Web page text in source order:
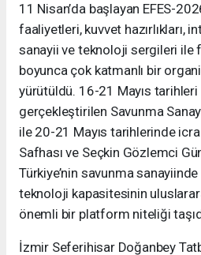
11 Nisan’da başlayan EFES-
faaliyetleri, kuvvet hazırlıkları,
sanayii ve teknoloji sergileri ile
boyunca çok katmanlı bir
yürütüldü. 16-21 Mayıs tarihleri
gerçekleştirilen Savunma
ile 20-21 Mayıs tarihlerinde
Safhası ve Seçkin Gözlemci
Türkiye’nin savunma sanayiinde
teknoloji kapasitesinin
önemli bir platform niteliği
İzmir Seferihisar Doğanbey